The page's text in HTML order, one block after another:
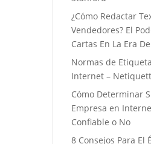
¿Cómo Redactar
Vendedores? El
Cartas En La Era
Normas de
Internet –
Cómo Determinar
Empresa en
Confiable o No
8 Consejos Para El